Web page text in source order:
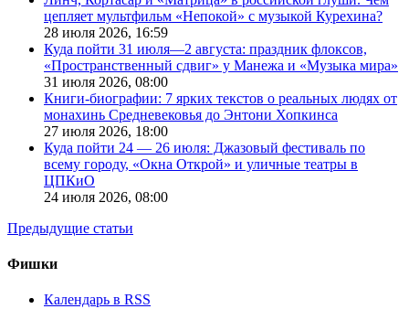
цепляет мультфильм «Непокой» с музыкой Курехина?
28 июля 2026, 16:59
Куда пойти 31 июля—2 августа: праздник флоксов,
«Пространственный сдвиг» у Манежа и «Музыка мира»
31 июля 2026, 08:00
Книги-биографии: 7 ярких текстов о реальных людях от
монахинь Средневековья до Энтони Хопкинса
27 июля 2026, 18:00
Куда пойти 24 — 26 июля: Джазовый фестиваль по
всему городу, «Окна Открой» и уличные театры в
ЦПКиО
24 июля 2026, 08:00
Предыдущие статьи
Фишки
Календарь в RSS